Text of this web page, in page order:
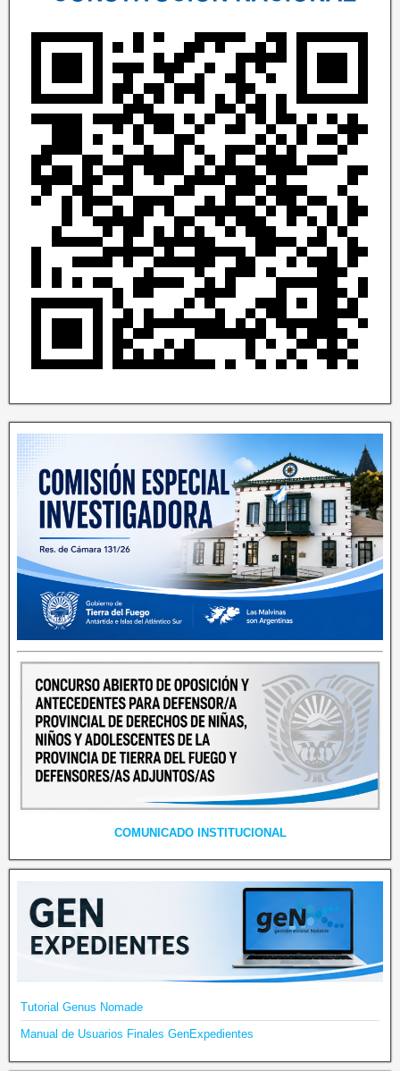
COMUNICADO INSTITUCIONAL
Tutorial Genus Nomade
Manual de Usuarios Finales GenExpedientes